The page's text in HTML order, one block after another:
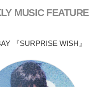
MUSIC FEATURE
『SURPRISE WISH』